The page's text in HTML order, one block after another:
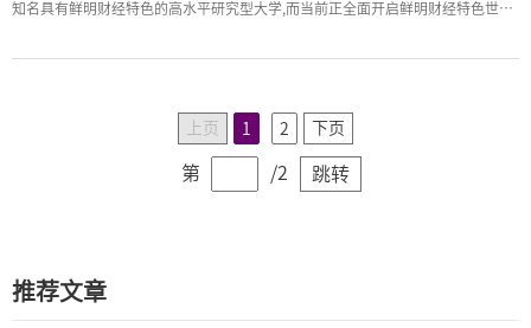
知名具有鲜明财经特色的高水平研究型大学,而当前正全面开启鲜明财经特色世界
上页 1 2 下页
第 /2 跳转
推荐文章